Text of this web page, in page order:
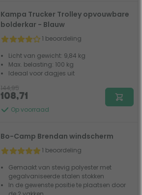
Kampa Trucker Trolley opvouwbare
bolderkar - Blauw
1 beoordeling
Licht van gewicht: 9,84 kg
Max. belasting: 100 kg
Ideaal voor dagjes uit
Op voorraad
144,95
108,71
Bo-Camp Brendan windscherm
1 beoordeling
Gemaakt van stevig polyester met
gegalvaniseerde stalen stokken
In de gewenste positie te plaatsen door